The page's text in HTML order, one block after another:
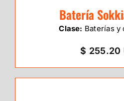
Batería
Clase: Baterías y
$ 255.20